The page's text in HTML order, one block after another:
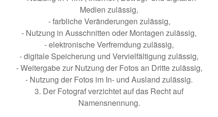
Medien zulässig,
- farbliche Veränderungen zulässig,
- Nutzung in Ausschnitten oder Montagen zulässig,
- elektronische Verfremdung zulässig,
- digitale Speicherung und Vervielfältigung zulässig,
- Weitergabe zur Nutzung der Fotos an Dritte zulässig,
- Nutzung der Fotos im In- und Ausland zulässig.
3. Der Fotograf verzichtet auf das Recht auf
Namensnennung.